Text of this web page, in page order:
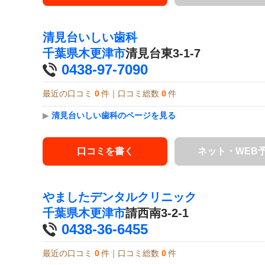
清見台いしい歯科
千葉県木更津市清見台東3-1-7
0438-97-7090
最近の口コミ 0 件｜口コミ総数 0 件
▶ 清見台いしい歯科のページを見る
口コミを書く ネット・WEB
やましたデンタルクリニック
千葉県木更津市請西南3-2-1
0438-36-6455
最近の口コミ 0 件｜口コミ総数 0 件